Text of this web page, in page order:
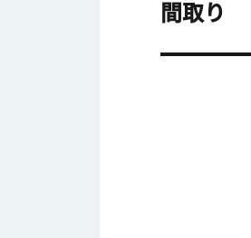
間取り